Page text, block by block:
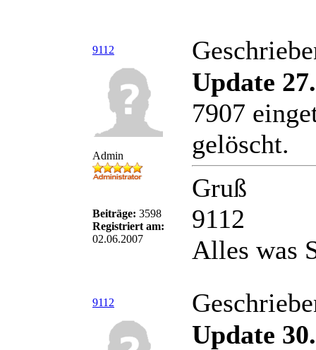
9112
Admin
Beiträge: 3598
Registriert am:
02.06.2007
Update
7907
gelöscht.
Gruß
9112
Alles was
9112
Update